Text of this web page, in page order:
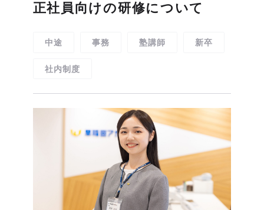
正社員向けの研修について
中途 事務 塾講師 新卒
社内制度